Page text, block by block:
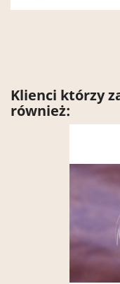
Klienci którzy
również: